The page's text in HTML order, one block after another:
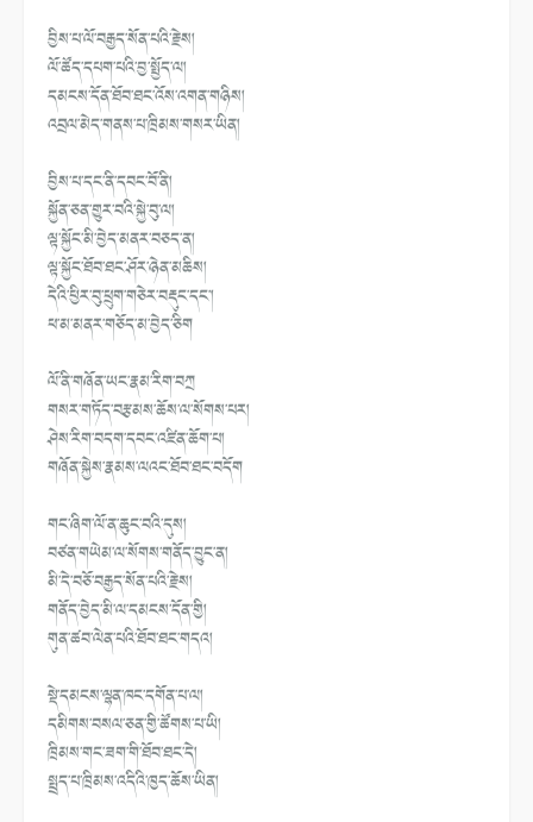
བྱིས་པ་ལོ་བརྒྱད་སོན་པའི་རྗེས།
ལོ་ཚོད་དཔག་པའི་བྱ་སྤྱོད་ལ།
དམངས་དོན་ཐོབ་ཐང་འོས་འགན་གཉིས།
འབྲལ་མེད་གནས་པ་ཁྲིམས་གསར་ཡིན།
བྱིས་པ་དང་ནི་དབང་བོ་ནི།
སྐྱོན་ཅན་གྱུར་བའི་སྐྱེ་བུ་ལ།
ལྟ་སྐྱོང་མི་བྱེད་མནར་བཅད་ན།
ལྟ་སྐྱོང་ཐོབ་ཐང་ཤོར་ཉེན་མཆིས།
དེའི་ཕྱིར་བུ་ཕྲུག་གཅེར་བརྡུང་དང་།
ཕ་མ་མནར་གཅོད་མ་བྱེད་ཅིག
ལོ་ནི་གཞོན་ཡང་རྣམ་རིག་བཀྲ
གསར་གཏོད་བརྩམས་ཆོས་ལ་སོགས་པར།
ཤེས་རིག་བདག་དབང་འཛིན་ཆོག་པ།
གཞོན་སྐྱེས་རྣམས་ལའང་ཐོབ་ཐང་བདོག
གང་ཞིག་ལོ་ན་ཆུང་བའི་དུས།
བཙན་གཡེམ་ལ་སོགས་གནོད་བྱུང་ན།
མི་དེ་བཅོ་བརྒྱད་སོན་པའི་རྗེས།
གནོད་བྱེད་མི་ལ་དམངས་དོན་གྱི།
གུན་ཚབ་ལེན་པའི་ཐོབ་ཐང་གདའ།
སྡེ་དམངས་ལྷན་ཁང་དགོན་པ་ལ།
དམིགས་བསལ་ཅན་གྱི་ཚོགས་པ་ཡི།
ཁྲིམས་གང་ཟག་གི་ཐོབ་ཐང་དེ།
སྤྲད་པ་ཁྲིམས་འདིའི་ཁྱད་ཆོས་ཡིན།